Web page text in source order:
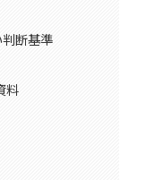
断基準
料